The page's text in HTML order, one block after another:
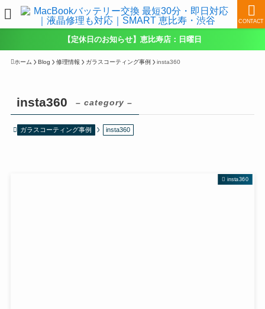
CONTACT
【定休日のお知らせ】恵比寿店：日曜日
ホーム Blog 修理情報 ガラスコーティング事例 insta360
insta360 – category –
ガラスコーティング事例 insta360
insta360